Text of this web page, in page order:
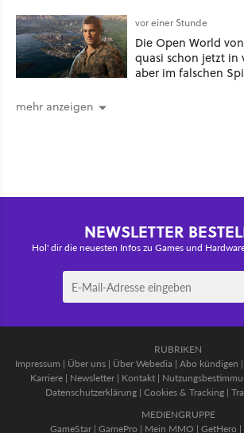
vor einer Stunde
Die Open World
quasi schon jetzt in
aber im falschen
mehr anzeigen
NEWSLETTER
Hol' dir die neuesten Infos zu Games und
RUBRIKEN
Impressum | Über uns| Über Webedia | Abo kündigen |
Karriere | Newsletter | Kontakt |
Datenschutzerklärung | Cookies & Tracking |
MEDIENGRUPPE
GameStar| GamePro | Mein MMO | GetHero |